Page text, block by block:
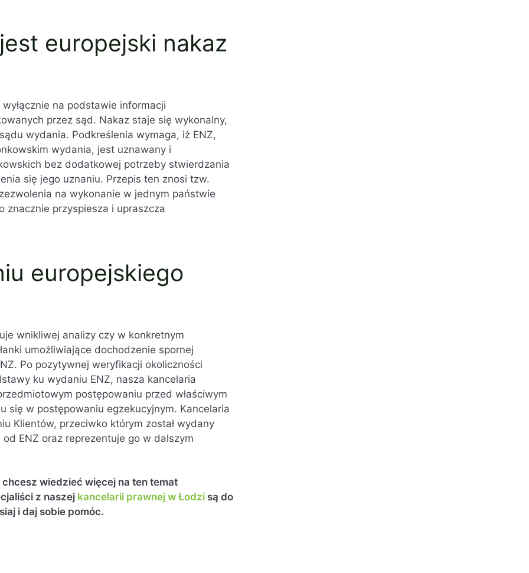
europejski nakaz
na podstawie informacji
przez sąd. Nakaz staje się wykonalny,
wydania. Podkreślenia wymaga, iż ENZ,
wydania, jest uznawany i
bez dodatkowej potrzeby stwierdzania
się jego uznaniu. Przepis ten znosi tzw.
na wykonanie w jednym państwie
znacznie przyspiesza i upraszcza
europejskiego
wnikliwej analizy czy w konkretnym
umożliwiające dochodzenie spornej
Po pozytywnej weryfikacji okoliczności
ku wydaniu ENZ, nasza kancelaria
postępowaniu przed właściwym
się w postępowaniu egzekucyjnym. Kancelaria
Klientów, przeciwko którym został wydany
ENZ oraz reprezentuje go w dalszym
wiedzieć więcej na ten temat
z naszej kancelarii prawnej w Łodzi są do
i daj sobie pomóc.